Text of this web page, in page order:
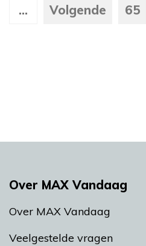
... Volgende 65
Over MAX Vandaag
Over MAX Vandaag
Veelgestelde vragen